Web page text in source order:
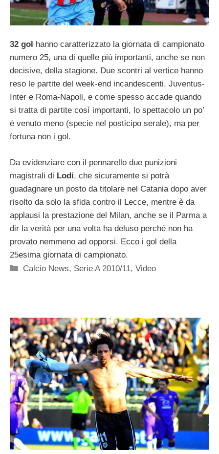
32 gol hanno caratterizzato la giornata di campionato
numero 25, una di quelle più importanti, anche se non
decisive, della stagione. Due scontri al vertice hanno
reso le partite del week-end incandescenti, Juventus-
Inter e Roma-Napoli, e come spesso accade quando
si tratta di partite così importanti, lo spettacolo un po’
è venuto meno (specie nel posticipo serale), ma per
fortuna non i gol.
Da evidenziare con il pennarello due punizioni
magistrali di Lodi, che sicuramente si potrà
guadagnare un posto da titolare nel Catania dopo aver
risolto da solo la sfida contro il Lecce, mentre è da
applausi la prestazione del Milan, anche se il Parma a
dir la verità per una volta ha deluso perché non ha
provato nemmeno ad opporsi. Ecco i gol della
25esima giornata di campionato.
Categorie
Calcio News, Serie A 2010/11,Video